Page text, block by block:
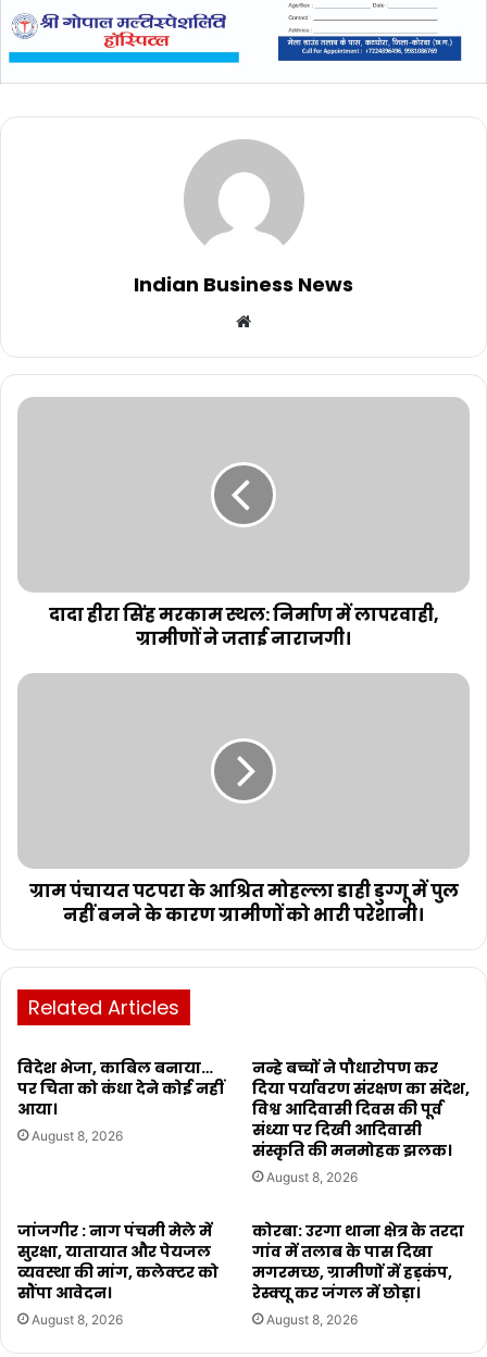
Indian Business News
Website
दादा हीरा सिंह मरकाम स्थल: निर्माण में लापरवाही,
ग्रामीणों ने जताई नाराजगी।
ग्राम पंचायत पटपरा के आश्रित मोहल्ला डाही डुग्गू में पुल
नहीं बनने के कारण ग्रामीणों को भारी परेशानी।
Related Articles
विदेश भेजा, काबिल बनाया…
पर चिता को कंधा देने कोई नहीं
आया।
August 8, 2026
नन्हे बच्चों ने पौधारोपण कर
दिया पर्यावरण संरक्षण का संदेश,
विश्व आदिवासी दिवस की पूर्व
संध्या पर दिखी आदिवासी
संस्कृति की मनमोहक झलक।
August 8, 2026
जांजगीर : नाग पंचमी मेले में
सुरक्षा, यातायात और पेयजल
व्यवस्था की मांग, कलेक्टर को
सौंपा आवेदन।
August 8, 2026
कोरबा: उरगा थाना क्षेत्र के तरदा
गांव में तलाब के पास दिखा
मगरमच्छ, ग्रामीणों में हड़कंप,
रेस्क्यू कर जंगल में छोड़ा।
August 8, 2026